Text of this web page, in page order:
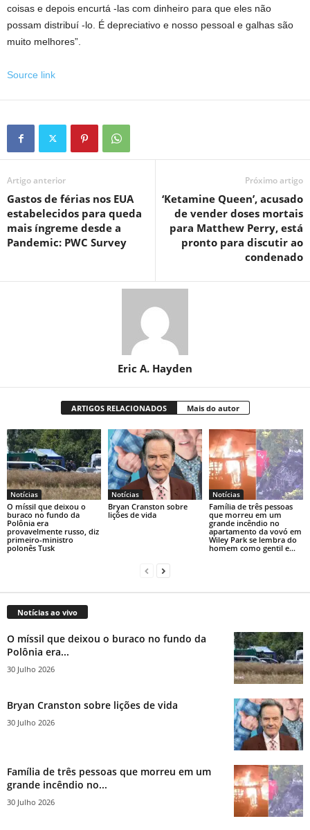
coisas e depois encurtá -las com dinheiro para que eles não
possam distribuí -lo. É depreciativo e nosso pessoal e galhas são
muito melhores”.
Source link
Artigo anterior
Gastos de férias nos EUA
estabelecidos para queda
mais íngreme desde a
Pandemic: PWC Survey
Próximo artigo
‘Ketamine Queen’, acusado
de vender doses mortais
para Matthew Perry, está
pronto para discutir ao
condenado
Eric A. Hayden
ARTIGOS RELACIONADOS Mais do autor
Notícias
O míssil que deixou o
buraco no fundo da
Polônia era
provavelmente russo, diz
primeiro-ministro
polonês Tusk
Notícias
Bryan Cranston sobre
lições de vida
Notícias
Família de três pessoas
que morreu em um
grande incêndio no
apartamento da vovó em
Wiley Park se lembra do
homem como gentil e...
Notícias ao vivo
O míssil que deixou o buraco no fundo da
Polônia era...
30 Julho 2026
Bryan Cranston sobre lições de vida
30 Julho 2026
Família de três pessoas que morreu em um
grande incêndio no...
30 Julho 2026